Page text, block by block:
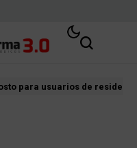
para usuarios de